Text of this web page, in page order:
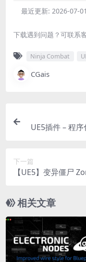
最近更新: 2026-07-01
下载遇到问题？可联系
Ninja Combat
CGais
UE5插件 – 程
下一篇
【UE5】变异僵尸
相关文章